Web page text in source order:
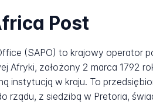
Post
(SAPO) to krajowy operator
Afryki, założony 2 marca 1792
instytucją w kraju. To
rządu, z siedzibą w Pretoria,